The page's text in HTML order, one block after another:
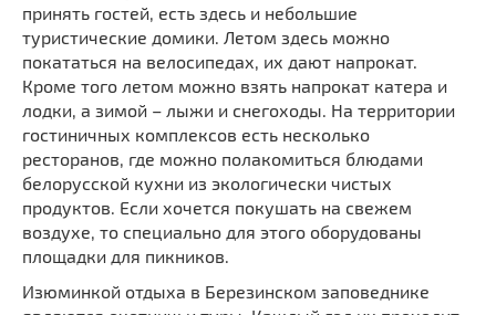
принять гостей, есть здесь и небольшие
туристические домики. Летом здесь можно
покататься на велосипедах, их дают напрокат.
Кроме того летом можно взять напрокат катера и
лодки, а зимой – лыжи и снегоходы. На территории
гостиничных комплексов есть несколько
ресторанов, где можно полакомиться блюдами
белорусской кухни из экологически чистых
продуктов. Если хочется покушать на свежем
воздухе, то специально для этого оборудованы
площадки для пикников.
Изюминкой отдыха в Березинском заповеднике